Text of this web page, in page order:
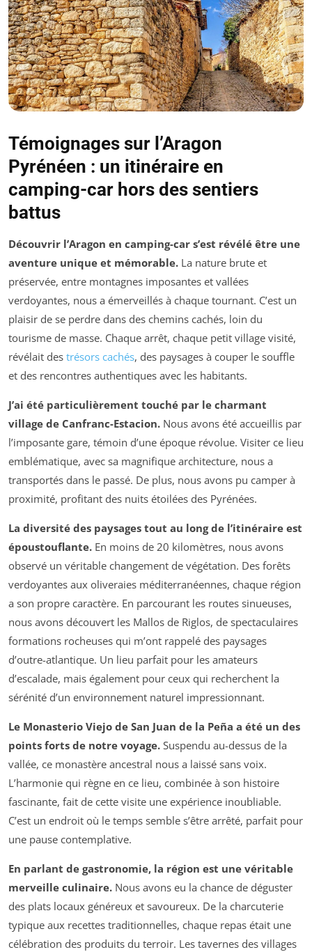
Témoignages sur l’Aragon
Pyrénéen : un itinéraire en
camping-car hors des sentiers
battus
Découvrir l’Aragon en camping-car s’est révélé être une
aventure unique et mémorable. La nature brute et
préservée, entre montagnes imposantes et vallées
verdoyantes, nous a émerveillés à chaque tournant. C’est un
plaisir de se perdre dans des chemins cachés, loin du
tourisme de masse. Chaque arrêt, chaque petit village visité,
révélait des trésors cachés, des paysages à couper le souffle
et des rencontres authentiques avec les habitants.
J’ai été particulièrement touché par le charmant
village de Canfranc-Estacion. Nous avons été accueillis par
l’imposante gare, témoin d’une époque révolue. Visiter ce lieu
emblématique, avec sa magnifique architecture, nous a
transportés dans le passé. De plus, nous avons pu camper à
proximité, profitant des nuits étoilées des Pyrénées.
La diversité des paysages tout au long de l’itinéraire est
époustouflante. En moins de 20 kilomètres, nous avons
observé un véritable changement de végétation. Des forêts
verdoyantes aux oliveraies méditerranéennes, chaque région
a son propre caractère. En parcourant les routes sinueuses,
nous avons découvert les Mallos de Riglos, de spectaculaires
formations rocheuses qui m’ont rappelé des paysages
d’outre-atlantique. Un lieu parfait pour les amateurs
d’escalade, mais également pour ceux qui recherchent la
sérénité d’un environnement naturel impressionnant.
Le Monasterio Viejo de San Juan de la Peña a été un des
points forts de notre voyage. Suspendu au-dessus de la
vallée, ce monastère ancestral nous a laissé sans voix.
L’harmonie qui règne en ce lieu, combinée à son histoire
fascinante, fait de cette visite une expérience inoubliable.
C’est un endroit où le temps semble s’être arrêté, parfait pour
une pause contemplative.
En parlant de gastronomie, la région est une véritable
merveille culinaire. Nous avons eu la chance de déguster
des plats locaux généreux et savoureux. De la charcuterie
typique aux recettes traditionnelles, chaque repas était une
célébration des produits du terroir. Les tavernes des villages